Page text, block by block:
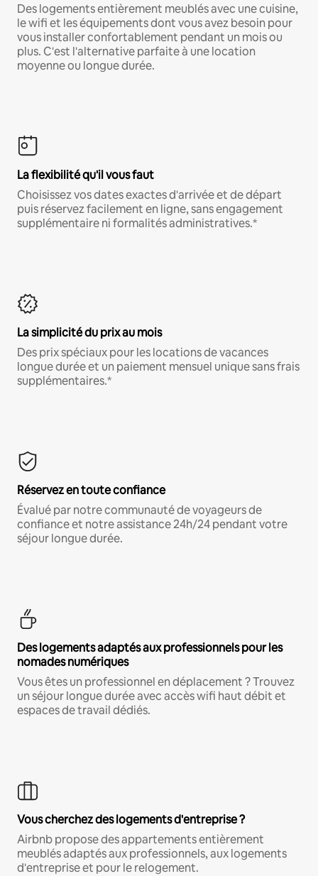
Des logements entièrement meublés avec une cuisine,
le wifi et les équipements dont vous avez besoin pour
vous installer confortablement pendant un mois ou
plus. C'est l'alternative parfaite à une location
moyenne ou longue durée.
La flexibilité qu'il vous faut
Choisissez vos dates exactes d'arrivée et de départ
puis réservez facilement en ligne, sans engagement
supplémentaire ni formalités administratives.*
La simplicité du prix au mois
Des prix spéciaux pour les locations de vacances
longue durée et un paiement mensuel unique sans frais
supplémentaires.*
Réservez en toute confiance
Évalué par notre communauté de voyageurs de
confiance et notre assistance 24h/24 pendant votre
séjour longue durée.
Des logements adaptés aux professionnels pour les
nomades numériques
Vous êtes un professionnel en déplacement ? Trouvez
un séjour longue durée avec accès wifi haut débit et
espaces de travail dédiés.
Vous cherchez des logements d'entreprise ?
Airbnb propose des appartements entièrement
meublés adaptés aux professionnels, aux logements
d'entreprise et pour le relogement.